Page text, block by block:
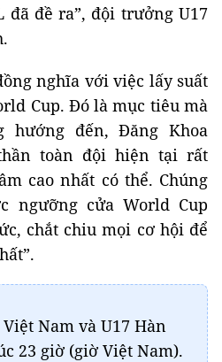
đã đề ra”, đội trưởng U17
nghĩa với việc lấy suất
Cup. Đó là mục tiêu mà
hướng đến, Đăng Khoa
toàn đội hiện tại rất
cao nhất có thể. Chúng
ngưỡng cửa World Cup
chắt chiu mọi cơ hội để
Nam và U17 Hàn
23 giờ (giờ Việt Nam).